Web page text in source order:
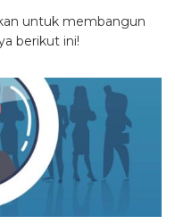
untuk membangun
berikut ini!